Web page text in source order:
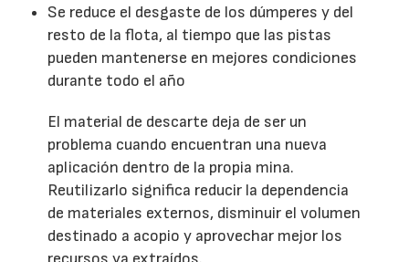
Se reduce el desgaste de los dúmperes y del
resto de la flota, al tiempo que las pistas
pueden mantenerse en mejores condiciones
durante todo el año
El material de descarte deja de ser un
problema cuando encuentran una nueva
aplicación dentro de la propia mina.
Reutilizarlo significa reducir la dependencia
de materiales externos, disminuir el volumen
destinado a acopio y aprovechar mejor los